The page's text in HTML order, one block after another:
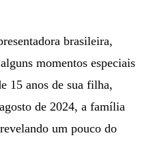
brasileira,
momentos especiais
15 anos de sua filha,
de 2024, a família
um pouco do